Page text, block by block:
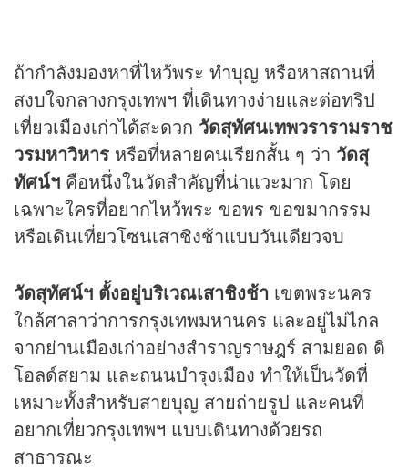
ถ้ากำลังมองหาที่ไหว้พระ ทำบุญ หรือหาสถานที่
สงบใจกลางกรุงเทพฯ ที่เดินทางง่ายและต่อทริป
เที่ยวเมืองเก่าได้สะดวก วัดสุทัศนเทพวรารามราช
วรมหาวิหาร หรือที่หลายคนเรียกสั้น ๆ ว่า วัดสุ
ทัศน์ฯ คือหนึ่งในวัดสำคัญที่น่าแวะมาก โดย
เฉพาะใครที่อยากไหว้พระ ขอพร ขอขมากรรม
หรือเดินเที่ยวโซนเสาชิงช้าแบบวันเดียวจบ
วัดสุทัศน์ฯ ตั้งอยู่บริเวณเสาชิงช้า เขตพระนคร
ใกล้ศาลาว่าการกรุงเทพมหานคร และอยู่ไม่ไกล
จากย่านเมืองเก่าอย่างสำราญราษฎร์ สามยอด ดิ
โอลด์สยาม และถนนบำรุงเมือง ทำให้เป็นวัดที่
เหมาะทั้งสำหรับสายบุญ สายถ่ายรูป และคนที่
อยากเที่ยวกรุงเทพฯ แบบเดินทางด้วยรถ
สาธารณะ